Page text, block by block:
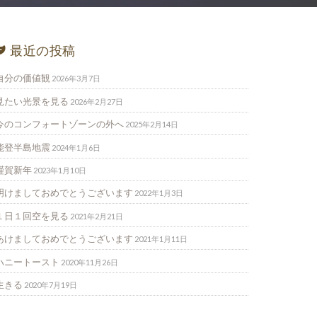
最近の投稿
分の価値観 2026年3月7日
たい光景を見る 2026年2月27日
のコンフォートゾーンの外へ 2025年2月14日
登半島地震 2024年1月6日
賀新年 2023年1月10日
けましておめでとうございます 2022年1月3日
日１回空を見る 2021年2月21日
けましておめでとうございます 2021年1月11日
ニートースト 2020年11月26日
きる 2020年7月19日